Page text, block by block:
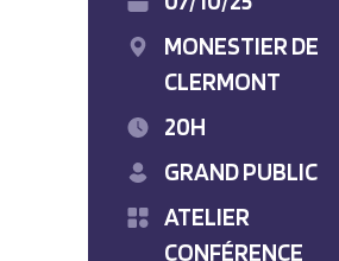
MONESTIER DE
CLERMONT
20H
GRAND PUBLIC
ATELIER
CONFÉRENCE